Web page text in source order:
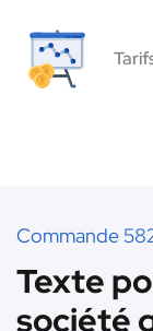
Commande
Texte
société